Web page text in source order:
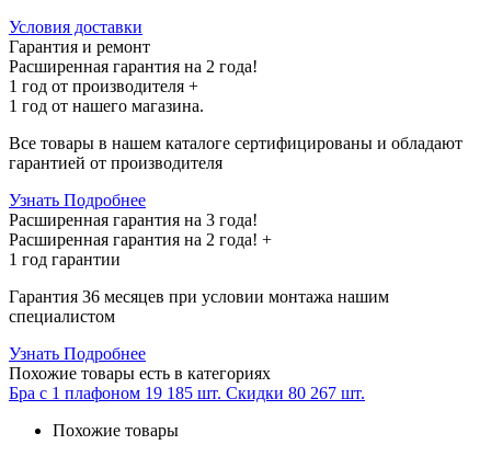
Условия доставки
Гарантия и ремонт
Расширенная гарантия на 2 года!
1 год от производителя +
1 год от нашего магазина.
Все товары в нашем каталоге сертифицированы и обладают
гарантией от производителя
Узнать Подробнее
Расширенная гарантия на 3 года!
Расширенная гарантия на 2 года! +
1 год гарантии
Гарантия 36 месяцев при условии монтажа нашим
специалистом
Узнать Подробнее
Похожие товары есть в категориях
Бра с 1 плафоном 19 185 шт. Скидки 80 267 шт.
Похожие товары